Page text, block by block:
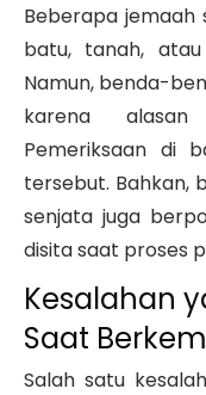
Beberapa
batu, tanah,
Namun, benda-
karena
Pemeriksaan di
tersebut. Bahkan,
senjata juga
disita saat proses
Kesalahan
Saat
Salah satu